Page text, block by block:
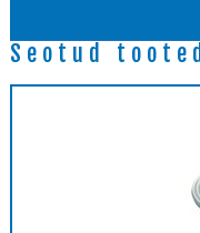
Seotud tooted